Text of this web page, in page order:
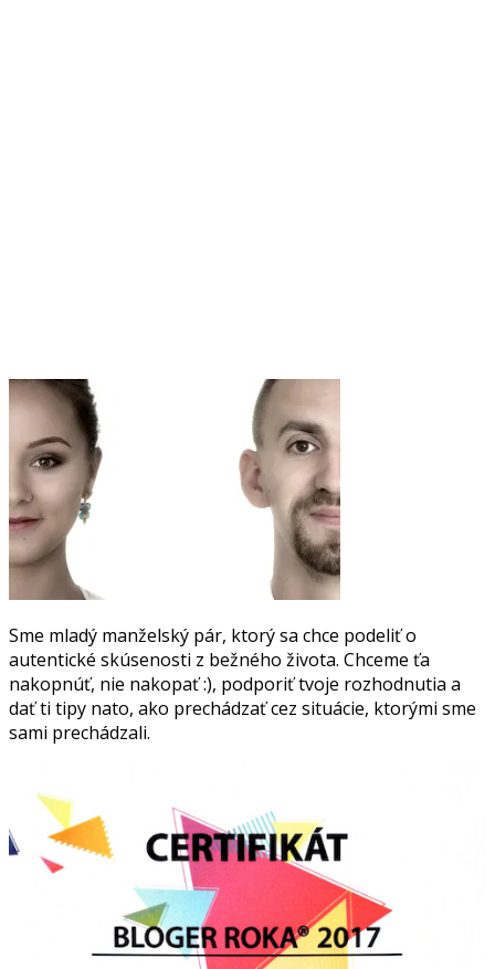
Sme mladý manželský pár, ktorý sa chce podeliť o
autentické skúsenosti z bežného života. Chceme ťa
nakopnúť, nie nakopať :), podporiť tvoje rozhodnutia a
dať ti tipy nato, ako prechádzať cez situácie, ktorými sme
sami prechádzali.